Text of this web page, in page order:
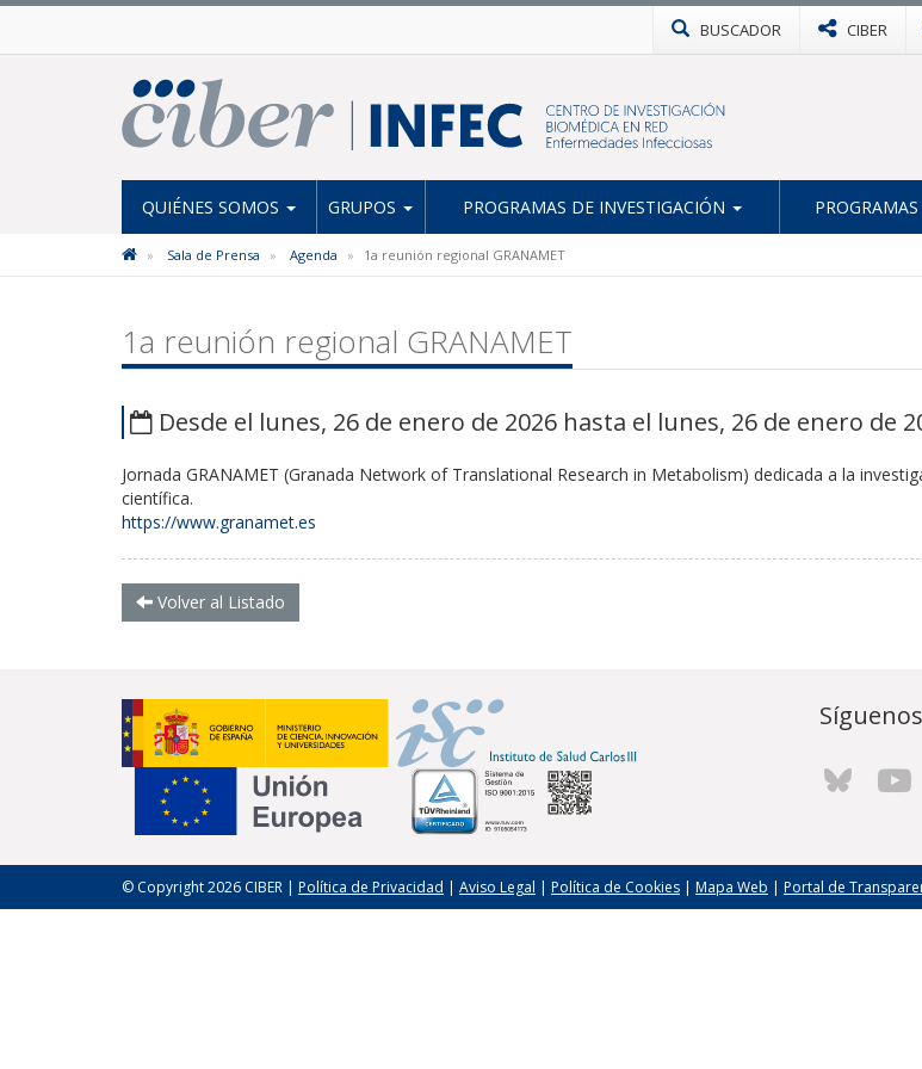
BUSCADOR CIBER
QUIÉNES SOMOS GRUPOS PROGRAMAS DE INVESTIGACIÓN
Sala de Prensa Agenda 1a reunión regional GRANAMET
1a reunión regional GRANAMET
Desde el lunes, 26 de enero de 2026 hasta el lunes, 26 de enero de
Jornada GRANAMET (Granada Network of Translational Research in Metabolism) dedicada a la
científica.
https://www.granamet.es
Volver al Listado
© Copyright 2026 CIBER | Política de Privacidad | Aviso Legal | Política de Cookies | Mapa Web | Portal de